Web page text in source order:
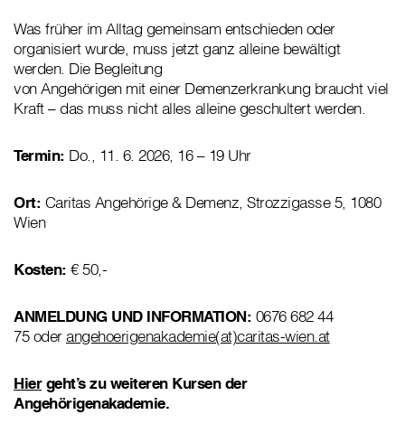
Was früher im Alltag gemeinsam entschieden oder
organisiert wurde, muss jetzt ganz alleine bewältigt
werden. Die Begleitung
von Angehörigen mit einer Demenzerkrankung braucht viel
Kraft – das muss nicht alles alleine geschultert werden.
Termin: Do., 11. 6. 2026, 16 – 19 Uhr
Ort: Caritas Angehörige & Demenz, Strozzigasse 5, 1080
Wien
Kosten: € 50,-
ANMELDUNG UND INFORMATION: 0676 682 44
75 oderangehoerigenakademie(at)caritas-wien.at
Hiergeht’s zu weiteren Kursen der
Angehörigenakademie.